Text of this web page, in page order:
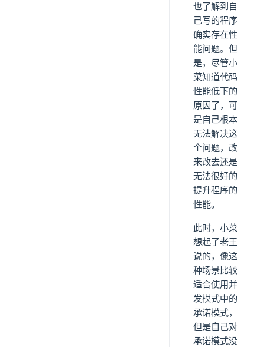
也了解到自
己写的程序
确实存在性
能问题。但
是，尽管小
菜知道代码
性能低下的
原因了，可
是自己根本
无法解决这
个问题，改
来改去还是
无法很好的
提升程序的
性能。
此时，小菜
想起了老王
说的，像这
种场景比较
适合使用并
发模式中的
承诺模式，
但是自己对
承诺模式没